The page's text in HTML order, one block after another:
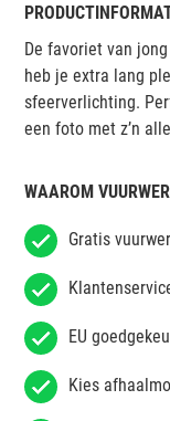
De favoriet van
heb je extra lang
sfeerverlichting.
een foto met z’n
WAAROM
Gratis
EU
Kies